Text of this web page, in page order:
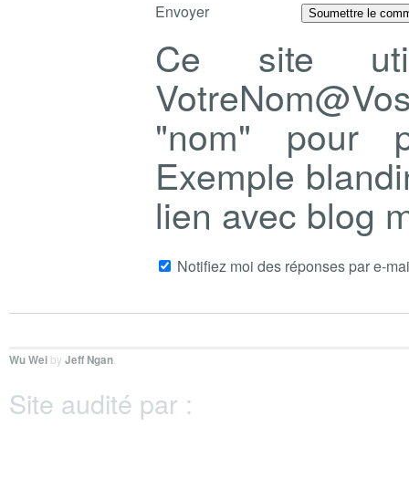
Envoyer
Ce site
"nom" pour
Exemple
lien avec blog
Notifiez moi des réponses par e-
Wu Wei by Jeff Ngan
Site audité par :